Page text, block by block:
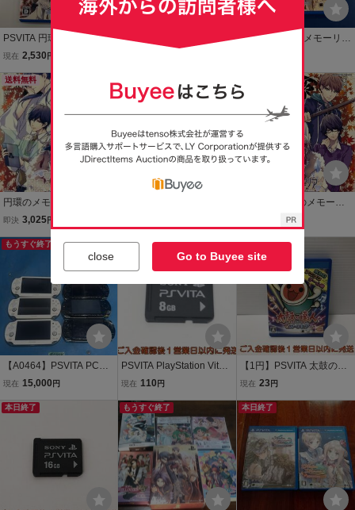
PSVITA 円環のメモーリ
ア-カケラ灯し-
現在 2,530 円
PSVITA 円環のメモーリ
PSVITA 円環のメモーリ
送料無料
円環のメモーリア-カケラ
灯し-/PSVITA
即決 3,025円
【中古】円環のメモーリ
ア-カケラ灯し- - PSVita
円
もうすぐ終了
【A0464】PSVITA PCH-1
000・1100・1000・PSP
0 2個
現在 15,000 円
もうすぐ終了
PSVITA PlayStation Vita
専用メモリーカード 8GB
ン 1A0404-017kk/F8
現在 110 円
もうすぐ終了
【1円】PSVITA 太鼓の達
人 Vバージョン ゲームソ
現在 23 円
本日終了 もうすぐ終了 本日終了
close Go to Buyee site